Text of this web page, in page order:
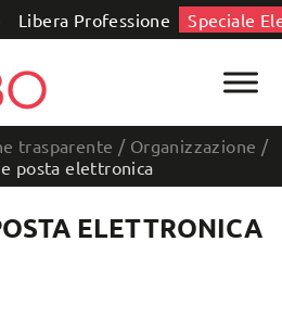
Libera Professione Speciale
trasparente / Organizzazione /
posta elettronica
ELETTRONICA